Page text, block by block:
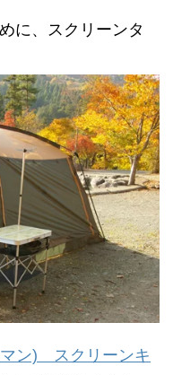
に、スクリーンタ
ン) スクリーンキ